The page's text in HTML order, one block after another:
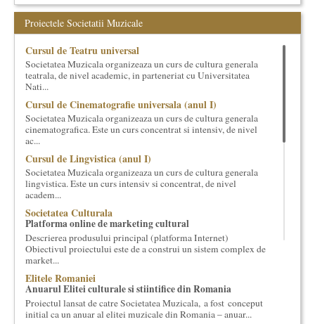
oamenii ei, pe
inceput cu muzica clasica - si de aici numele -, insa acum
dezvoltam proiecte si in alte domenii ale culturii.
Facem management cultural, dezvoltam si administram proiecte
proprii sau preluate, modele si sisteme de finantare, marketing
cultural si consultanta. Organizam concursuri, concerte si
evenimente culturale, private sau publice, tinem cursuri de
cultura generala muzicala, teatrala, filosofica si de alte feluri.
Cuvinte in plus despre proiect, despre cei care il administreaza si
cei care il finantateaza sunt in rubricile de mai jos.
Proiectele Societatii Muzicale
Cursul de Teatru universal
Societatea Muzicala organizeaza un curs de cultura generala
teatrala, de nivel academic, in parteneriat cu Universitatea
Nati...
Cursul de Cinematografie universala (anul I)
Societatea Muzicala organizeaza un curs de cultura generala
cinematografica. Este un curs concentrat si intensiv, de nivel
ac...
Cursul de Lingvistica (anul I)
Societatea Muzicala organizeaza un curs de cultura generala
lingvistica. Este un curs intensiv si concentrat, de nivel
academ...
Societatea Culturala
Platforma online de marketing cultural
Descrierea produsului principal (platforma Internet)
Obiectivul proiectului este de a construi un sistem complex de
market...
Elitele Romaniei
Anuarul Elitei culturale si stiintifice din Romania
Proiectul lansat de catre Societatea Muzicala, a fost conceput
initial ca un anuar al elitei muzicale din Romania – anuar...